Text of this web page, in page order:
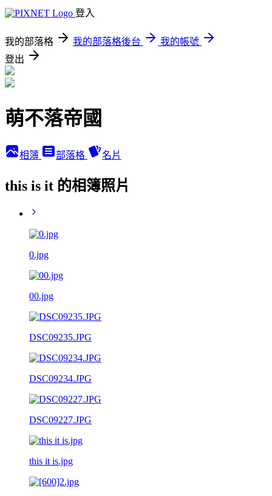
登入
我的部落格 我的部落格後台
我的帳號
登出
萌不落帝國
相簿 部落格 名片
this is it 的相簿照片
0.jpg
00.jpg
DSC09235.JPG
DSC09234.JPG
DSC09227.JPG
this it is.jpg